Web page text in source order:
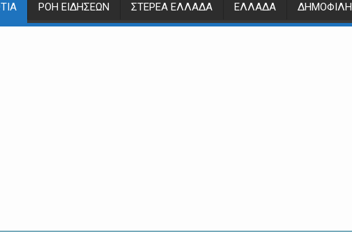
ΡΟΉ ΕΙΔΉΣΕΩΝ ΣΤΕΡΕΆ ΕΛΛΆΔΑ ΕΛΛΆΔΑ ΔΗΜΟΦΙΛΉ